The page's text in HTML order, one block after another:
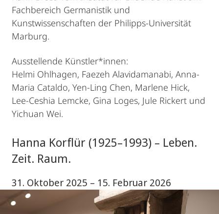
Fachbereich Germanistik und
Kunstwissenschaften der Philipps-Universität
Marburg.
Ausstellende Künstler*innen:
Helmi Ohlhagen, Faezeh Alavidamanabi, Anna-
Maria Cataldo, Yen-Ling Chen, Marlene Hick,
Lee-Ceshia Lemcke, Gina Loges, Jule Rickert und
Yichuan Wei.
Hanna Korflür (1925–1993) – Leben.
Zeit. Raum.
31. Oktober 2025 – 15. Februar 2026